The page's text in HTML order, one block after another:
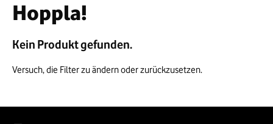
Hoppla!
Kein Produkt gefunden.
Versuch, die Filter zu ändern oder zurückzusetzen.